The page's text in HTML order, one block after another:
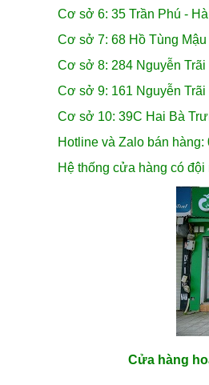
Cơ sở 6: 35 Trần Phú -
Cơ sở 7: 68 Hồ Tùng Mậu
Cơ sở 8: 284 Nguyễn Trãi
Cơ sở 9: 161 Nguyễn Trãi
Cơ sở 10: 39C Hai Bà
Hotline và Zalo bán hàng:
Hệ thống cửa hàng có
Cửa hàng